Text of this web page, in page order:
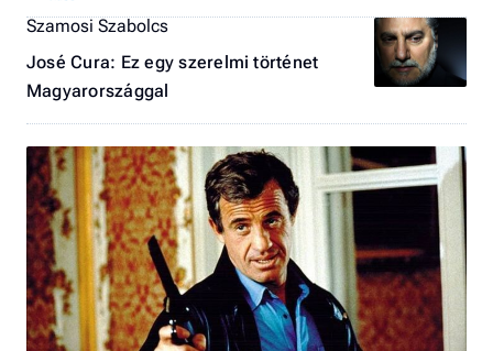
Szamosi Szabolcs
José Cura: Ez egy szerelmi történet
Magyarországgal